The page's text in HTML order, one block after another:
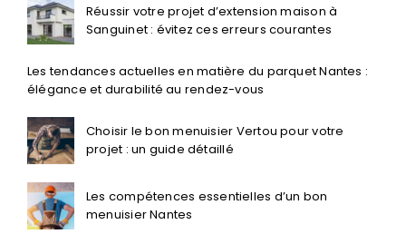
Réussir votre projet d’extension maison à
Sanguinet : évitez ces erreurs courantes
Les tendances actuelles en matière du parquet Nantes :
élégance et durabilité au rendez-vous
Choisir le bon menuisier Vertou pour votre
projet : un guide détaillé
Les compétences essentielles d’un bon
menuisier Nantes